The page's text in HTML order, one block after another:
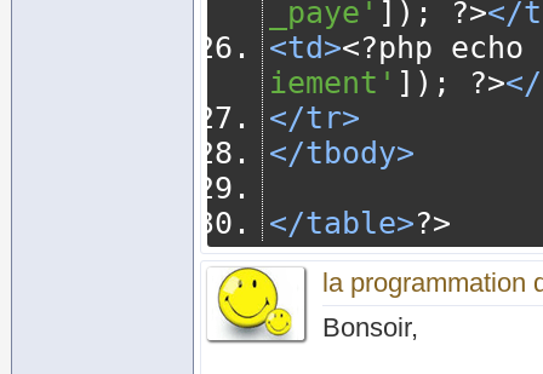
_paye' ]); ?></
<td><?php
iement' ]); ?>
</tr>
</tbody>
</table>?>
la programmation
Bonsoir,